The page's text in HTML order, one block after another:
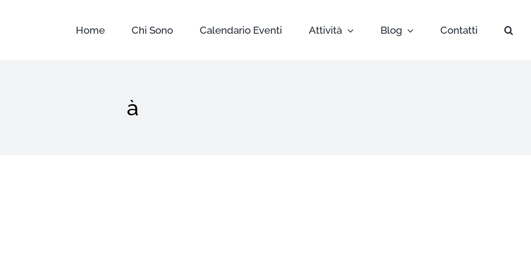
Home Chi Sono Calendario Eventi Attività Blog Contatti
à